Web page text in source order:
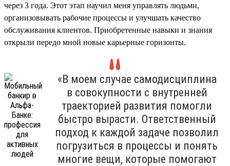
через 3 года. Этот этап научил меня управлять людьми,
организовывать рабочие процессы и улучшать качество
обслуживания клиентов. Приобретенные навыки и знания
открыли передо мной новые карьерные горизонты.
«В моем случае самодисциплина
в совокупности с внутренней
траекторией развития помогли
быстро вырасти. Ответственный
подход к каждой задаче позволил
погрузиться в процессы и понять
многие вещи, которые помогают